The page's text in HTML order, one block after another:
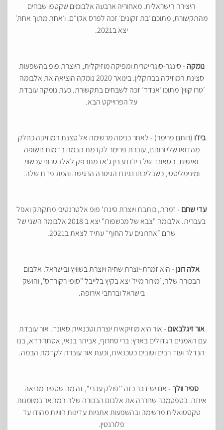
היצירה הישראלית. מאחוריה ארבעה אלבומים שקטפו שבחים
מהתקשורת, מתוכם ׳​בת זקונים​׳ זכה לפרס אקו״ם. ו׳אחת מתוך אחת׳
יצא ב2021.
נומקה - סינגר-סוגרייטרית ומפיקה מוזיקלית, היוצרת פופ בהשפעות
סצינת המוזיקה בברוקלין. בינואר 2020 נומקה הוציאה את אלבומה
׳טרו קווין׳ מתוכו ׳אנדד׳ זכה לשבחים בתקשורת. כעת נומקה עובדת
על הפרוייקט הבא.
ביז׳ו (רותם פרימר) - לאחר כניסה מרשימה אל סצנת המוזיקה כחלק
מהדואו שלי ורותם, עוברת פרימר לקדמת הבמה בדמות חשופה
ואישית. הסאונד של ביז׳ו נע בין ג'אז מתרפק לאלקטרוני עכשווי
ומינימליסטי, כשבליבתו נגינת הגיטרה הרגישה והמוקפדת שלה.
עדי שחם - זמרת, כותבת ויוצרת סינת‘ פופ אלטרנטיבי מתקתק ואפל
בעברית. אלבומה "צבא של מכשפות" יצא ב 2018 אלבומה השני של
שחם ״אחרונים על החוף״ עתיד לצאת ב2021.
אלה רונן - היא זמרת-יוצרת שחיה ויוצרת בשוויץ ובישראל. אלבום
הבכורה שלה, ׳מירור מייז׳ יצא בקיץ בלייבל "סופי רקורדס", והושק
בישראל וברחבי אירופה.
אור זיגלבאום - אור היא מוזיקאית יוצרת וטכנאית סאונד. אור עובדת
עם האמנים הגדולים בארץ: ברי סחרוף, אביתר בנאי, אסתר רדא, בנו
הנדלר ועוד רבים וטובים כטכנאית, וכעת אור עוברת לקדמת הבמה.
ספיר וולך - אם יש דבר כזה ''פולק עברי'', זה מה שספיר מביאה
איתה. בספטמבר שחררה את אלבום הבכורה שלה המתאר במיומנות
טקסטואלית מרשימה ובהשפעות אתניות עדינות חוויות מהודו עד
פלורנטין.